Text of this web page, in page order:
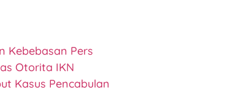
Kebebasan Pers
Otorita IKN
Kasus Pencabulan